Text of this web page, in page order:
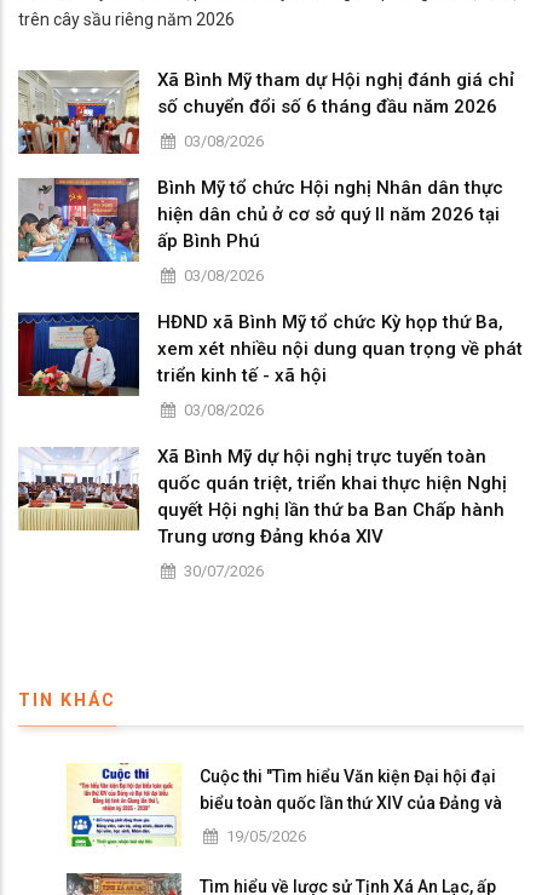
trên cây sầu riêng năm 2026
Xã Bình Mỹ tham dự Hội nghị đánh giá chỉ
số chuyển đổi số 6 tháng đầu năm 2026
03/08/2026
Bình Mỹ tổ chức Hội nghị Nhân dân thực
hiện dân chủ ở cơ sở quý II năm 2026 tại
ấp Bình Phú
03/08/2026
HĐND xã Bình Mỹ tổ chức Kỳ họp thứ Ba,
xem xét nhiều nội dung quan trọng về phát
triển kinh tế - xã hội
03/08/2026
Xã Bình Mỹ dự hội nghị trực tuyến toàn
quốc quán triệt, triển khai thực hiện Nghị
quyết Hội nghị lần thứ ba Ban Chấp hành
Trung ương Đảng khóa XIV
30/07/2026
TIN KHÁC
Cuộc thi "Tìm hiểu Văn kiện Đại hội đại
biểu toàn quốc lần thứ XIV của Đảng và
Đại hội đại biểu Đảng bộ tỉnh An Giang lần
19/05/2026
Tìm hiểu về lược sử Tịnh Xá An Lạc, ấp